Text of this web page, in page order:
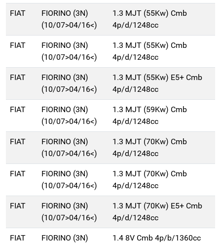
FIAT
FIORINO (3N)
(10/07>04/16<)
1.3 MJT (55Kw) Cmb
4p/d/1248cc
FIAT
FIORINO (3N)
(10/07>04/16<)
1.3 MJT (55Kw) Cmb
4p/d/1248cc
FIAT
FIORINO (3N)
(10/07>04/16<)
1.3 MJT (55Kw) E5+ Cmb
4p/d/1248cc
FIAT
FIORINO (3N)
(10/07>04/16<)
1.3 MJT (59Kw) Cmb
4p/d/1248cc
FIAT
FIORINO (3N)
(10/07>04/16<)
1.3 MJT (70Kw) Cmb
4p/d/1248cc
FIAT
FIORINO (3N)
(10/07>04/16<)
1.3 MJT (70Kw) Cmb
4p/d/1248cc
FIAT
FIORINO (3N)
(10/07>04/16<)
1.3 MJT (70Kw) E5+ Cmb
4p/d/1248cc
FIAT
FIORINO (3N)
1.4 8V Cmb 4p/b/1360cc